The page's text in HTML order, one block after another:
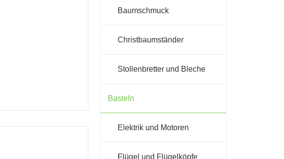
Baumschmuck
Christbaumständer
Stollenbretter und Bleche
Basteln
Elektrik und Motoren
Flügel und Flügelköpfe